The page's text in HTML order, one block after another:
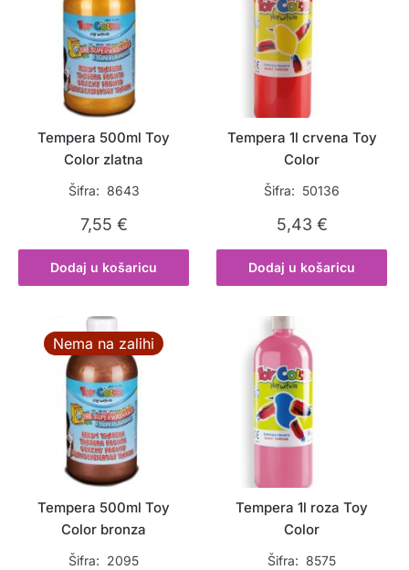
Tempera 500ml Toy
Color zlatna
Šifra: 8643
7,55 €
Dodaj u košaricu
Tempera 1l crvena Toy
Color
Šifra: 50136
5,43 €
Dodaj u košaricu
Nema na zalihi
Tempera 500ml Toy
Color bronza
Šifra: 2095
Tempera 1l roza Toy
Color
Šifra: 8575